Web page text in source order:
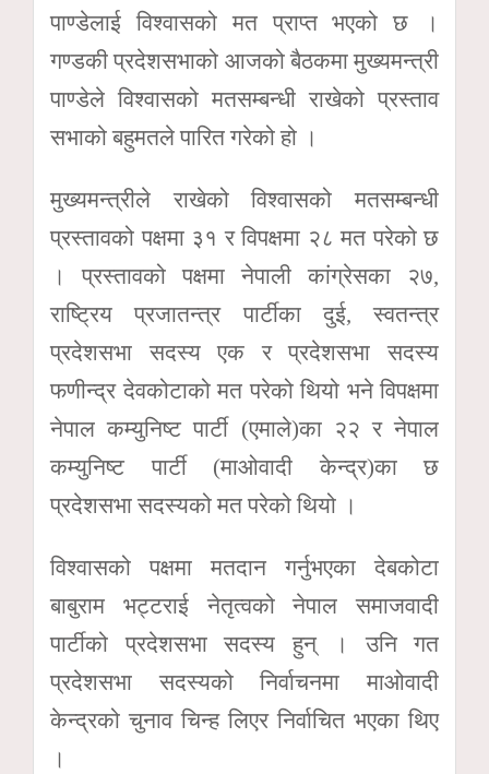
पाण्डेलाई विश्वासको मत प्राप्त भएको छ ।
गण्डकी प्रदेशसभाको आजको बैठकमा मुख्यमन्त्री
पाण्डेले विश्वासको मतसम्बन्धी राखेको प्रस्ताव
सभाको बहुमतले पारित गरेको हो ।
मुख्यमन्त्रीले राखेको विश्वासको मतसम्बन्धी
प्रस्तावको पक्षमा ३१ र विपक्षमा २८ मत परेको छ
। प्रस्तावको पक्षमा नेपाली कांग्रेसका २७,
राष्ट्रिय प्रजातन्त्र पार्टीका दुई, स्वतन्त्र
प्रदेशसभा सदस्य एक र प्रदेशसभा सदस्य
फणीन्द्र देवकोटाको मत परेको थियो भने विपक्षमा
नेपाल कम्युनिष्ट पार्टी (एमाले)का २२ र नेपाल
कम्युनिष्ट पार्टी (माओवादी केन्द्र)का छ
प्रदेशसभा सदस्यको मत परेको थियो ।
विश्वासको पक्षमा मतदान गर्नुभएका देबकोटा
बाबुराम भट्टराई नेतृत्वको नेपाल समाजवादी
पार्टीको प्रदेशसभा सदस्य हुन् । उनि गत
प्रदेशसभा सदस्यको निर्वाचनमा माओवादी
केन्द्रको चुनाव चिन्ह लिएर निर्वाचित भएका थिए
।